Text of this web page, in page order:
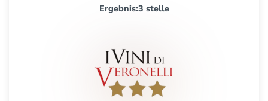
Ergebnis:3 stelle